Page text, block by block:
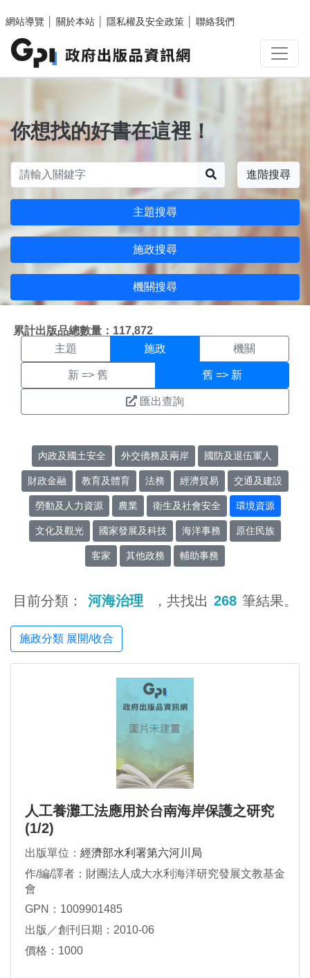
網站導覽
關於本站 隱私權及安全政策 聯絡我們
你想找的好書在這裡！
進階搜尋
主題搜尋
施政搜尋
機關搜尋
累計出版品總數量：117,872
施政搜尋結果頁面
主題 施政 機關
新 => 舊 舊 => 新
匯出查詢
內政及國土安全 外交僑務及兩岸 國防及退伍軍人
財政金融 教育及體育 法務 經濟貿易 交通及建設
勞動及人力資源 農業 衛生及社會安全 環境資源
文化及觀光 國家發展及科技 海洋事務 原住民族
客家 其他政務 輔助事務
目前分類： 河海治理 ，共找出 268 筆結果。
施政分類 展開/收合
人工養灘工法應用於台南海岸保護之研究
(1/2)
出版單位： 經濟部水利署第六河川局
作/編/譯者：財團法人成大水利海洋研究發展文教基金
會
GPN：1009901485
出版／創刊日期：2010-06
價格：1000